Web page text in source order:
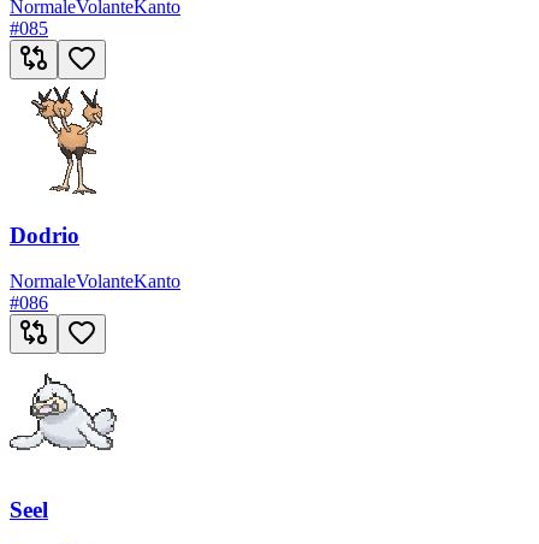
NormaleVolanteKanto
#085
Dodrio
NormaleVolanteKanto
#086
Seel